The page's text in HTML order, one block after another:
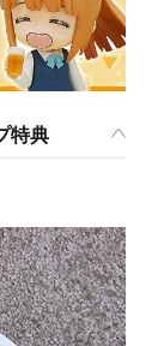
特典